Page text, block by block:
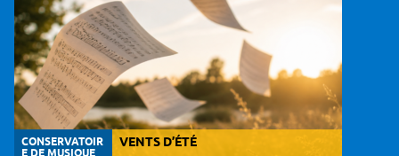
CONSERVATOIR VENTS D’ÉTÉ